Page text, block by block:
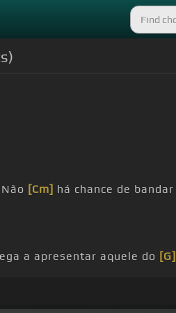
[Cm] há chance de bandar
a apresentar aquele do [G]
.T.K. Onde se leva
Pra te fazer morrer por